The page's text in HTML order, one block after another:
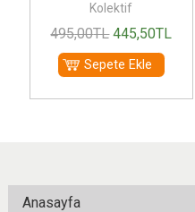
Kolektif
495,00TL 445,50TL
Sepete Ekle
Anasayfa